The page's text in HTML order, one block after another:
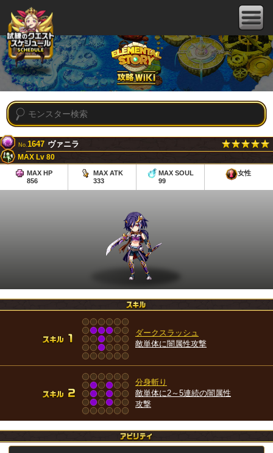
No.1647 ヴァニラ
MAX Lv 80
MAX HP
856
MAX ATK
333
MAX SOUL
99
女性
ダークスラッシュ
敵単体に闇属性攻撃
分身斬り
敵単体に2～5連続の闇属性
攻撃